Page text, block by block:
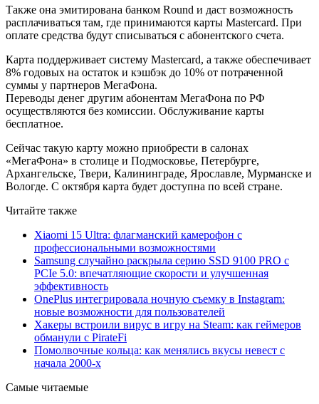
Также она эмитирована банком Round и даст возможность
расплачиваться там, где принимаются карты Mastercard. При
оплате средства будут списываться с абонентского счета.
Карта поддерживает систему Mastercard, а также обеспечивает
8% годовых на остаток и кэшбэк до 10% от потраченной
суммы у партнеров МегаФона.
Переводы денег другим абонентам МегаФона по РФ
осуществляются без комиссии. Обслуживание карты
бесплатное.
Сейчас такую карту можно приобрести в салонах
«МегаФона» в столице и Подмосковье, Петербурге,
Архангельске, Твери, Калининграде, Ярославле, Мурманске и
Вологде. С октября карта будет доступна по всей стране.
Читайте также
Xiaomi 15 Ultra: флагманский камерофон с
профессиональными возможностями
Samsung случайно раскрыла серию SSD 9100 PRO с
PCIe 5.0: впечатляющие скорости и улучшенная
эффективность
OnePlus интегрировала ночную съемку в Instagram:
новые возможности для пользователей
Хакеры встроили вирус в игру на Steam: как геймеров
обманули с PirateFi
Помолвочные кольца: как менялись вкусы невест с
начала 2000-х
Самые читаемые